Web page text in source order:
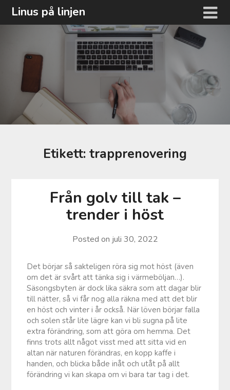
HoppaLinus på linjen
Etikett: trapprenovering
Från golv till tak –
trender i höst
Posted on juli 30, 2022
Det börjar så sakteligen röra sig mot höst (även
om det är svårt att tänka sig i värmeböljan…).
Säsongsbyten är dock lika säkra som att dagar blir
till nätter, så vi får nog alla räkna med att det blir
en höst och vinter i år också. När löven börjar falla
och solen står lite lägre kan vi bli sugna på lite
extra förändring, som att göra om hemma. Det
finns trots allt något visst med att sitta vid en
altan när naturen förändras, en kopp kaffe i
handen, och blicka både inåt och utåt på allt
förändring vi kan skapa om vi bara tar tag i det.